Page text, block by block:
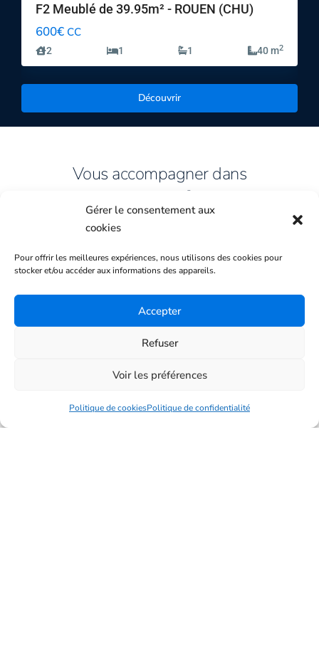
Gérer le consentement aux
cookies
Pour offrir les meilleures expériences, nous utilisons des cookies pour
stocker et/ou accéder aux informations des appareils.
Accepter
Refuser
Voir les préférences
Politique de cookiesPolitique de confidentialité
F2 Meublé de 39.95m² - ROUEN (CHU)
600€ CC
2 1 1 40 m2
Découvrir
Vous accompagner dans
Votre Projet
FAIRE ESTIMER
FAIRE ESTIMER
Demandez-nous une estimation
gratuite.
VENDRE